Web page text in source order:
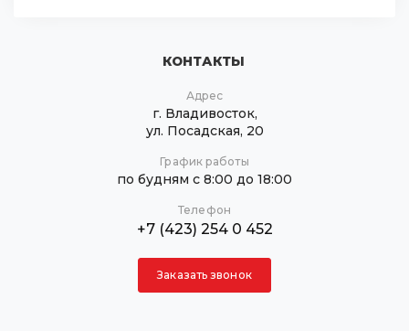
КОНТАКТЫ
Адрес
г. Владивосток,
ул. Посадская, 20
График работы
по будням с 8:00 до 18:00
Телефон
+7 (423) 254 0 452
Заказать звонок